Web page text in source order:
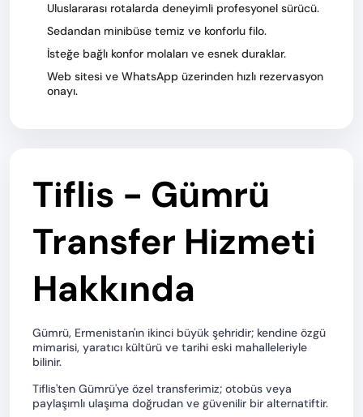
Uluslararası rotalarda deneyimli profesyonel sürücü.
Sedandan minibüse temiz ve konforlu filo.
İsteğe bağlı konfor molaları ve esnek duraklar.
Web sitesi ve WhatsApp üzerinden hızlı rezervasyon
onayı.
Tiflis - Gümrü
Transfer Hizmeti
Hakkında
Gümrü, Ermenistan'ın ikinci büyük şehridir; kendine özgü
mimarisi, yaratıcı kültürü ve tarihi eski mahalleleriyle
bilinir.
Tiflis'ten Gümrü'ye özel transferimiz; otobüs veya
paylaşımlı ulaşıma doğrudan ve güvenilir bir alternatiftir.